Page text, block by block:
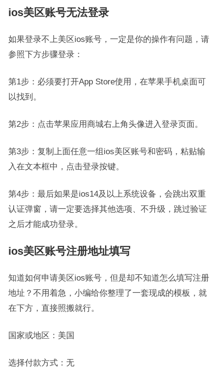
ios美区账号无法登录
如果登录不上美区ios账号，一定是你的操作有问题，请
参照下方步骤登录：
第1步：必须要打开App Store使用，在苹果手机桌面可
以找到。
第2步：点击苹果应用商城右上角头像进入登录页面。
第3步：复制上面任意一组ios美区账号和密码，粘贴输
入在文本框中，点击登录按键。
第4步：最后如果是ios14及以上系统设备，会跳出双重
认证弹窗，请一定要选择其他选项、不升级，跳过验证
之后才能成功登录。
ios美区账号注册地址填写
知道如何申请美区ios账号，但是却不知道怎么填写注册
地址？不用着急，小编给你整理了一套现成的模板，就
在下方，直接照搬就行。
国家或地区：美国
选择付款方式：无